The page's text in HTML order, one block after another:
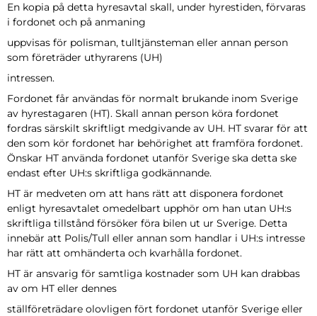
En kopia på detta hyresavtal skall, under hyrestiden, förvaras
i fordonet och på anmaning
uppvisas för polisman, tulltjänsteman eller annan person
som företräder uthyrarens (UH)
intressen.
Fordonet får användas för normalt brukande inom Sverige
av hyrestagaren (HT). Skall annan person köra fordonet
fordras särskilt skriftligt medgivande av UH. HT svarar för att
den som kör fordonet har behörighet att framföra fordonet.
Önskar HT använda fordonet utanför Sverige ska detta ske
endast efter UH:s skriftliga godkännande.
HT är medveten om att hans rätt att disponera fordonet
enligt hyresavtalet omedelbart upphör om han utan UH:s
skriftliga tillstånd försöker föra bilen ut ur Sverige. Detta
innebär att Polis/Tull eller annan som handlar i UH:s intresse
har rätt att omhänderta och kvarhålla fordonet.
HT är ansvarig för samtliga kostnader som UH kan drabbas
av om HT eller dennes
ställföreträdare olovligen fört fordonet utanför Sverige eller